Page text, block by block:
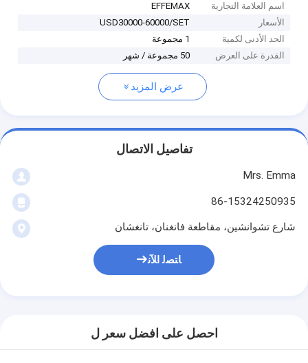
اسم العلامة التجارية
EFFEMAX
الأسعار
USD30000-60000/SET
الحد الأدنى لكمية
1 مجموعة
القدرة على العرض
50 مجموعة / شهر
عرض المزيد
تفاصيل الاتصال
Mrs. Emma
86-15324250935
شارع تشوانشين، مقاطعة فانغنان، تانغشان
ﺎﺘﺼﻟ ﺍﻶﻧ
احصل على افضل سعر ل